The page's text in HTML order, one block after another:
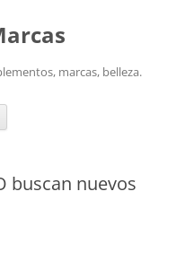
marcas, belleza.
buscan nuevos